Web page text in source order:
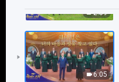
2:59
6:05